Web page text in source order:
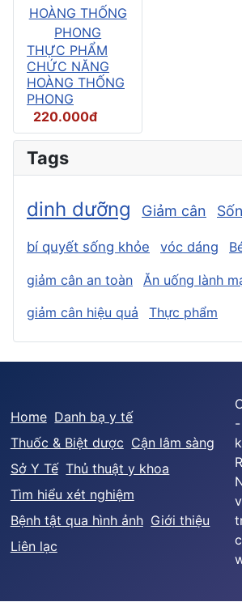
THỰC PHẨM
CHỨC NĂNG
HOÀNG THỐNG
PHONG
220.000đ
Tags
dinh dưỡng Giảm cân
bí quyết sống khỏe vóc dáng
giảm cân an toàn
Ăn uống lành
giảm cân hiệu quả
Thực phẩm
Home Danh bạ y tế
Thuốc & Biệt dược Cận lâm sàng
Sở Y Tế Thủ thuật y khoa
Tìm hiểu xét nghiệm
Bệnh tật qua hình ảnh Giới thiệu
Liên lạc